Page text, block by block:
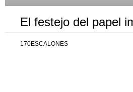
El festejo del papel
170ESCALONES